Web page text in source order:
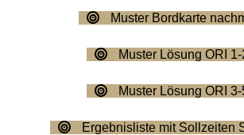
Muster Bordkarte
Muster Lösung ORI
Muster Lösung ORI
Ergebnisliste mit Sollzeiten